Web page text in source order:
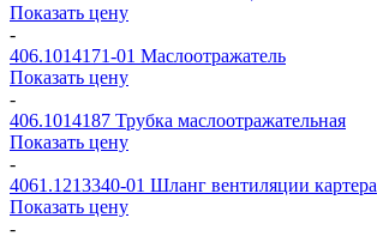
Показать цену
-
406.1014171-01 Маслоотражатель
Показать цену
-
406.1014187 Трубка маслоотражательная
Показать цену
-
4061.1213340-01 Шланг вентиляции картера
Показать цену
-